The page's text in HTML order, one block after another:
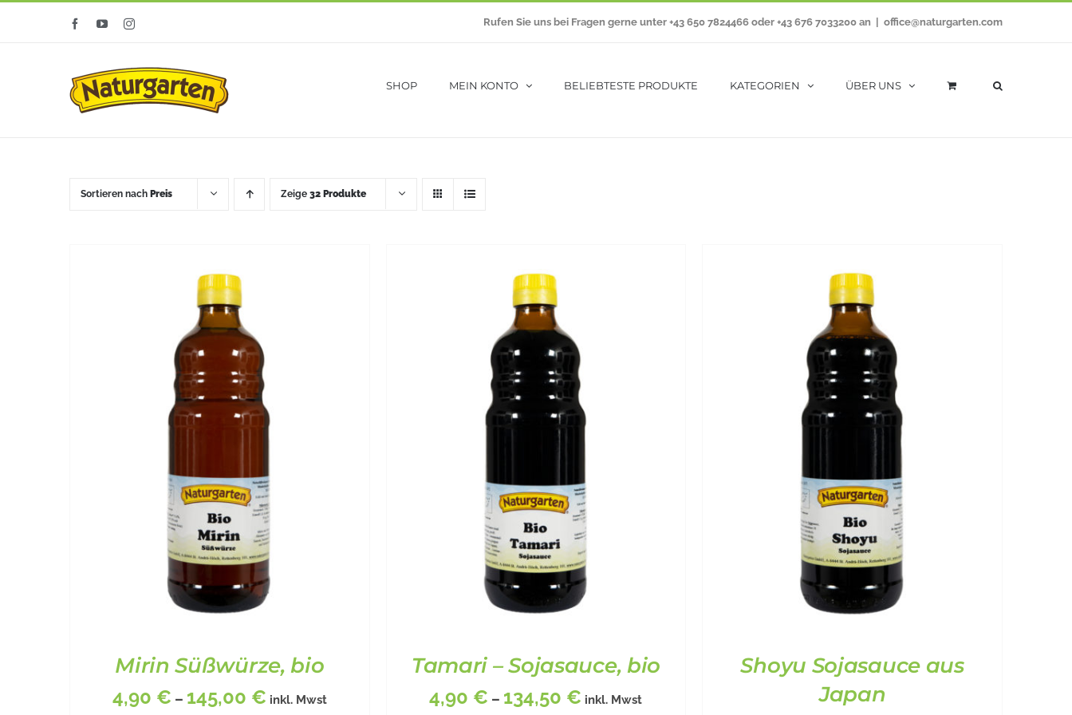
FacebookYouTubeInstagram Rufen Sie uns bei Fragen gerne unter +43 650 7824466 oder +43 676 7033200 an office@naturgarten.com
SHOP MEIN KONTO BELIEBTESTE PRODUKTE KATEGORIEN ÜBER UNS
Sortieren nach Preis Zeige 32 Produkte
Mirin Süßwürze, bio
4,90 € – 145,00 € inkl. Mwst
Tamari – Sojasauce, bio
4,90 € – 134,50 € inkl. Mwst
Shoyu Sojasauce aus
Japan